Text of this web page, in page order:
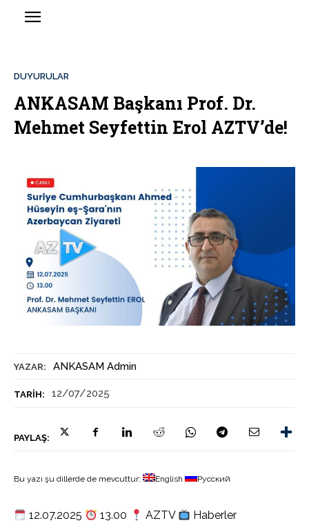
YAZAR: ANKASAM Admin
TARIH: 12/07/2025
PAYLAŞ:
DUYURULAR
ANKASAM Başkanı Prof. Dr.
Mehmet Seyfettin Erol AZTV’de!
Bu yazı şu dillerde de mevcuttur: English Русский
12.07.2025 13.00 AZTV Haberler